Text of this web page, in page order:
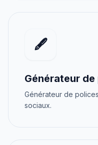
🖋️
Générateur
Générateur de
sociaux.